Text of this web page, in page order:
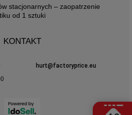
stacjonarnych – zaopatrzenie
od 1 sztuki
KONTAKT
hurt@factoryprice.eu